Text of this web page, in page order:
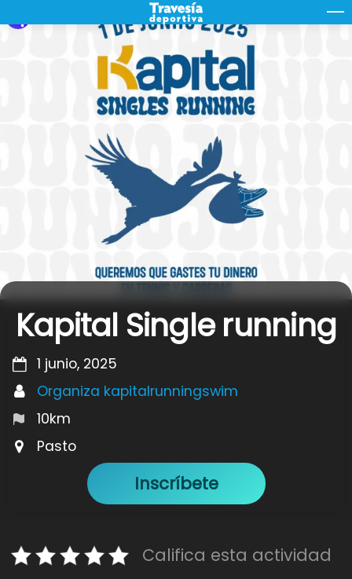
to
Kapital Single running
1 junio, 2025
Organiza kapitalrunningswim
10km
Pasto
Inscríbete
Califica esta actividad